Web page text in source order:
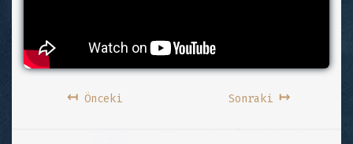
↤Önceki Sonraki ↦